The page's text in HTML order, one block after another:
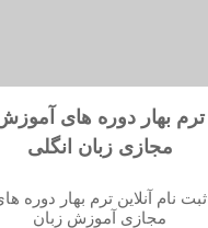
ترم بهار دوره های
مجازی زبان انگلی
ثبت نام آنلاین ترم بهار دوره
مجازی آموزش زبان